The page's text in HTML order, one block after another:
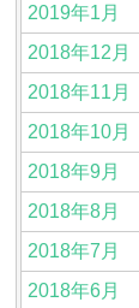
2019年1月
2018年12月
2018年11月
2018年10月
2018年9月
2018年8月
2018年7月
2018年6月